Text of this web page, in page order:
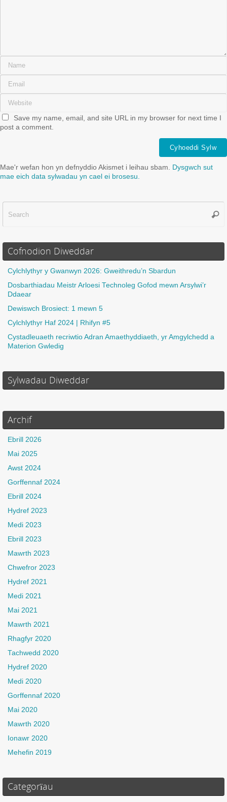
Save my name, email, and site URL in my browser for next time I
post a comment.
Mae'r wefan hon yn defnyddio Akismet i leihau sbam. Dysgwch sut
mae eich data sylwadau yn cael ei brosesu.
Cofnodion Diweddar
Cylchlythyr y Gwanwyn 2026: Gweithredu’n Sbardun
Dosbarthiadau Meistr Arloesi Technoleg Gofod mewn Arsylwi’r
Ddaear
Dewiswch Brosiect: 1 mewn 5
Cylchlythyr Haf 2024 | Rhifyn #5
Cystadleuaeth recriwtio Adran Amaethyddiaeth, yr Amgylchedd a
Materion Gwledig
Sylwadau Diweddar
Archif
Ebrill 2026
Mai 2025
Awst 2024
Gorffennaf 2024
Ebrill 2024
Hydref 2023
Medi 2023
Ebrill 2023
Mawrth 2023
Chwefror 2023
Hydref 2021
Medi 2021
Mai 2021
Mawrth 2021
Rhagfyr 2020
Tachwedd 2020
Hydref 2020
Medi 2020
Gorffennaf 2020
Mai 2020
Mawrth 2020
Ionawr 2020
Mehefin 2019
Categorïau